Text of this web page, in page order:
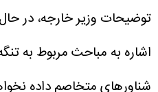
توضیحات وزیر خارجه، در
اشاره به مباحث مربوط به
شناور‌های متخاصم داده